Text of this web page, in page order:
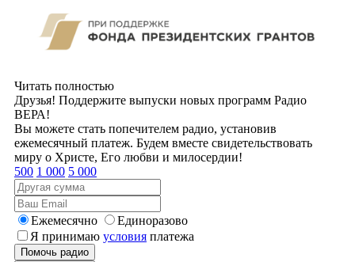
Читать полностью
Друзья! Поддержите выпуски новых программ Радио
ВЕРА!
Вы можете стать попечителем радио, установив
ежемесячный платеж. Будем вместе свидетельствовать
миру о Христе, Его любви и милосердии!
500 1 000 5 000
Ежемесячно
Единоразово
Я принимаю условия платежа
Помочь радио